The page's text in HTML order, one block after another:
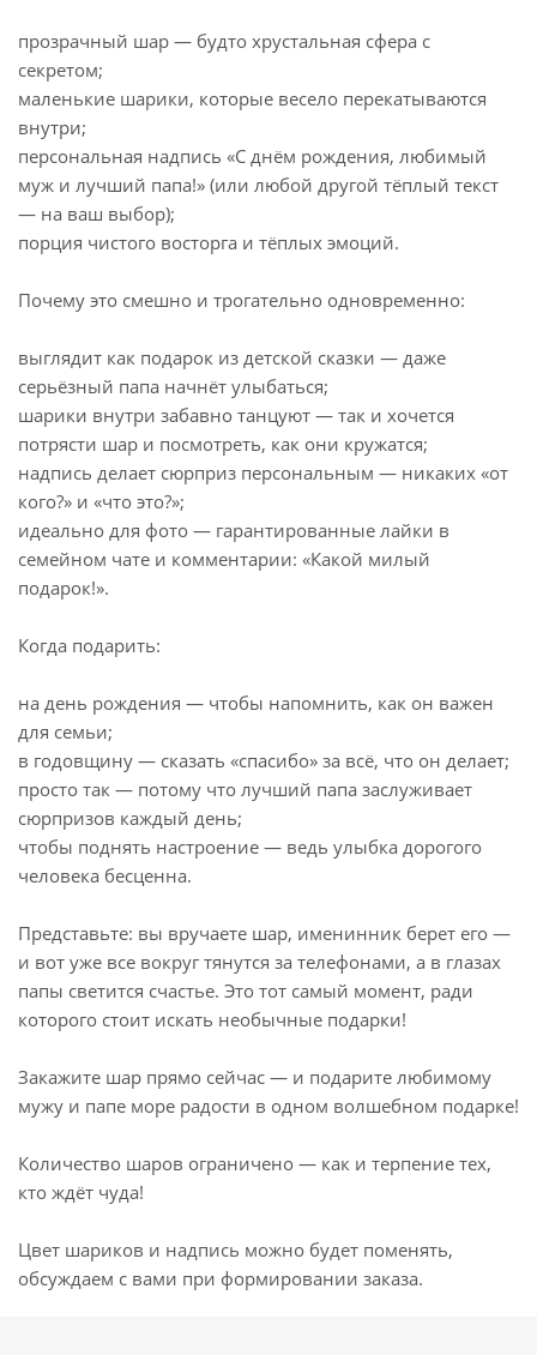
прозрачный шар — будто хрустальная сфера с
секретом;
маленькие шарики, которые весело перекатываются
внутри;
персональная надпись «С днём рождения, любимый
муж и лучший папа!» (или любой другой тёплый текст
— на ваш выбор);
порция чистого восторга и тёплых эмоций.
Почему это смешно и трогательно одновременно:
выглядит как подарок из детской сказки — даже
серьёзный папа начнёт улыбаться;
шарики внутри забавно танцуют — так и хочется
потрясти шар и посмотреть, как они кружатся;
надпись делает сюрприз персональным — никаких «от
кого?» и «что это?»;
идеально для фото — гарантированные лайки в
семейном чате и комментарии: «Какой милый
подарок!».
Когда подарить:
на день рождения — чтобы напомнить, как он важен
для семьи;
в годовщину — сказать «спасибо» за всё, что он делает;
просто так — потому что лучший папа заслуживает
сюрпризов каждый день;
чтобы поднять настроение — ведь улыбка дорогого
человека бесценна.
Представьте: вы вручаете шар, именинник берет его —
и вот уже все вокруг тянутся за телефонами, а в глазах
папы светится счастье. Это тот самый момент, ради
которого стоит искать необычные подарки!
Закажите шар прямо сейчас — и подарите любимому
мужу и папе море радости в одном волшебном подарке!
Количество шаров ограничено — как и терпение тех,
кто ждёт чуда!
Цвет шариков и надпись можно будет поменять,
обсуждаем с вами при формировании заказа.